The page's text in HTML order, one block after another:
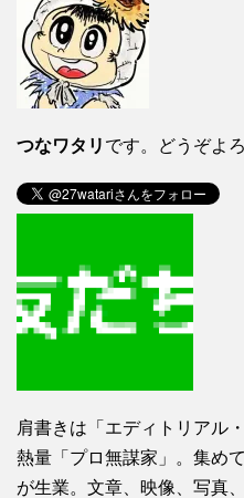
つなワタリ です。どうぞよ
肩書きは「エディトリアル
熱量「プロ無謀家」。集め
が生業。文章、映像、写真